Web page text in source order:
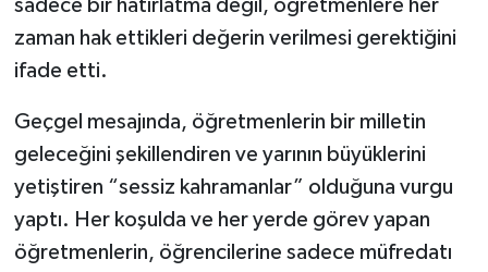
sadece bir hatırlatma değil, öğretmenlere her
zaman hak ettikleri değerin verilmesi gerektiğini
ifade etti.
Geçgel mesajında, öğretmenlerin bir milletin
geleceğini şekillendiren ve yarının büyüklerini
yetiştiren “sessiz kahramanlar” olduğuna vurgu
yaptı. Her koşulda ve her yerde görev yapan
öğretmenlerin, öğrencilerine sadece müfredatı